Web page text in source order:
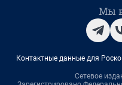
Мы в
Контактные данные для
Сетевое